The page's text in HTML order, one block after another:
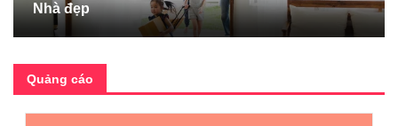
Nhà đẹp
Quảng cáo